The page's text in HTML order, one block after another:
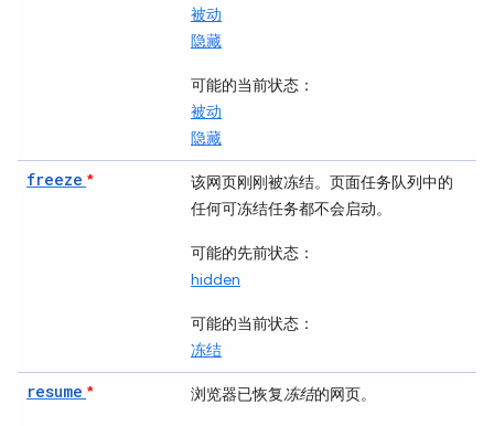
被动
隐藏
可能的当前状态 ：
被动
隐藏
freeze *
该网页刚刚被冻结。页面任务队列中的
任何可冻结任务都不会启动。
可能的先前状态 ：
hidden
可能的当前状态 ：
冻结
resume * 浏览器已恢复冻结的网页。